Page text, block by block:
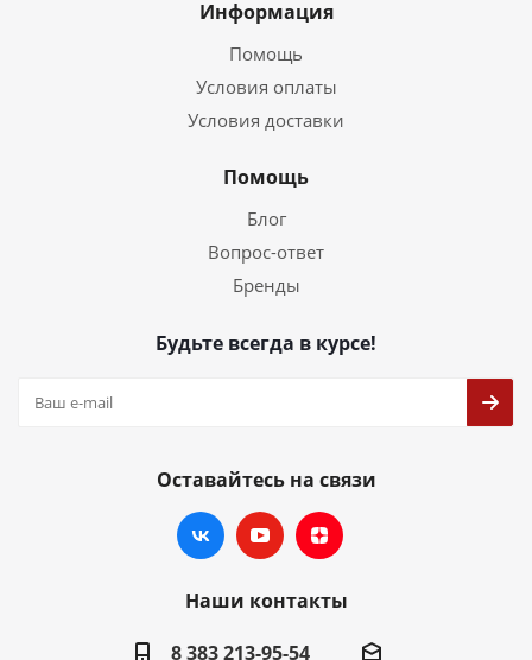
Информация
Помощь
Условия оплаты
Условия доставки
Помощь
Блог
Вопрос-ответ
Бренды
Будьте всегда в курсе!
Оставайтесь на связи
Наши контакты
8 383 213-95-54